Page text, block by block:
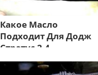
Какое Масло
Подходит Для Додж
Стратус 2.4